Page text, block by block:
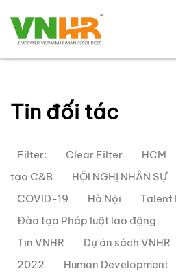
Tin đối tác
Filter: Clear Filter HCM
tạo C&B
HỘI NGHỊ NHÂN SỰ
COVID-19
Hà Nội Talent
Đào tạo Pháp luật lao động
Tin VNHR
Dự án sách VNHR
2022
Human Development